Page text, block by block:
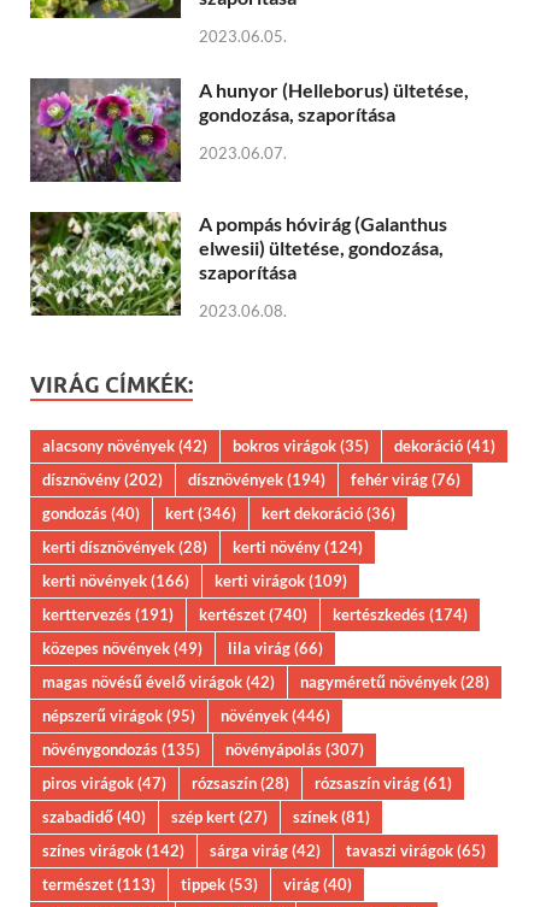
2023.06.05.
A hunyor (Helleborus) ültetése,
gondozása, szaporítása
2023.06.07.
A pompás hóvirág (Galanthus
elwesii) ültetése, gondozása,
szaporítása
2023.06.08.
VIRÁG CÍMKÉK:
alacsony növények(42) bokros virágok(35) dekoráció(41)
dísznövény(202) dísznövények(194) fehér virág(76)
gondozás(40) kert(346) kert dekoráció(36)
kerti dísznövények(28) kerti növény(124)
kerti növények(166) kerti virágok(109)
kerttervezés(191) kertészet(740) kertészkedés(174)
közepes növények(49) lila virág(66)
magas növésű évelő virágok(42) nagyméretű növények(28)
népszerű virágok(95) növények(446)
növénygondozás(135) növényápolás(307)
piros virágok(47) rózsaszín(28) rózsaszín virág(61)
szabadidő(40) szép kert(27) színek(81)
színes virágok(142) sárga virág(42) tavaszi virágok(65)
természet(113) tippek(53) virág(40)